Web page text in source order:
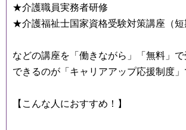
★介護職員実務者研修
★介護福祉士国家資格受験対策講座（短
などの講座を「働きながら」「無料」
できるのが「キャリアアップ応援制度」
【こんな人におすすめ！】